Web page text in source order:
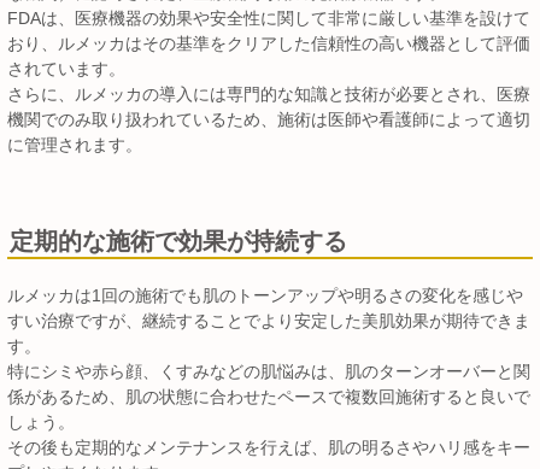
FDAは、医療機器の効果や安全性に関して非常に厳しい基準を設けて
おり、ルメッカはその基準をクリアした信頼性の高い機器として評価
されています。
さらに、ルメッカの導入には専門的な知識と技術が必要とされ、医療
機関でのみ取り扱われているため、施術は医師や看護師によって適切
に管理されます。
定期的な施術で効果が持続する
ルメッカは1回の施術でも肌のトーンアップや明るさの変化を感じや
すい治療ですが、継続することでより安定した美肌効果が期待できま
す。
特にシミや赤ら顔、くすみなどの肌悩みは、肌のターンオーバーと関
係があるため、肌の状態に合わせたペースで複数回施術すると良いで
しょう。
その後も定期的なメンテナンスを行えば、肌の明るさやハリ感をキー